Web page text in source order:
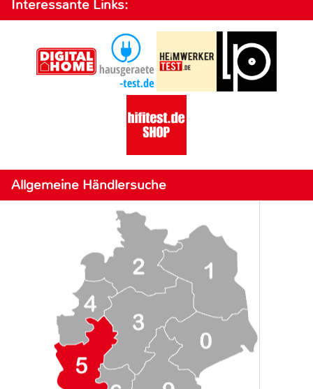
Interessante Links:
Allgemeine Händlersuche